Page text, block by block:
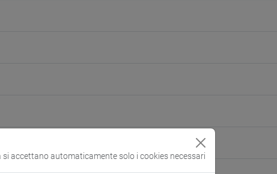
accettano automaticamente solo i cookies necessari